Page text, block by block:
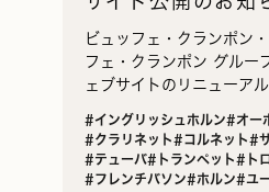
ビュッフェ・クランポン
フェ・クランポン グルー
ェブサイトのリニューア
ビュー記事等の日本独自
たビュッフ…
#イングリッシュホルン#オー
#クラリネット#コルネット#
#テューバ#トランペット#ト
#フレンチバソン#ホルン#ユ